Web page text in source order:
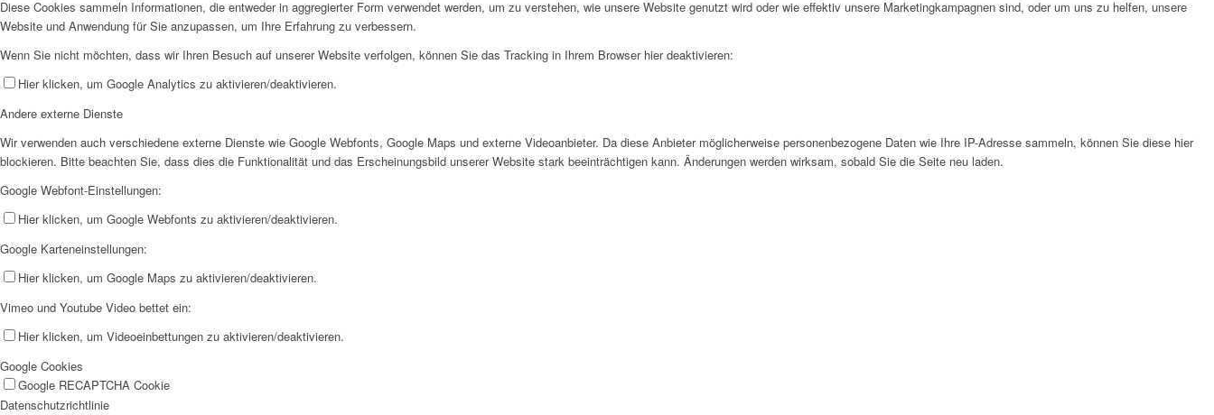
Diese Cookies sammeln Informationen, die entweder in aggregierter Form verwendet werden, um zu verstehen, wie unsere Website genutzt wird oder wie effektiv unsere Marketingkampagnen sind, oder um uns zu helfen, unsere
Website und Anwendung für Sie anzupassen, um Ihre Erfahrung zu verbessern.
Wenn Sie nicht möchten, dass wir Ihren Besuch auf unserer Website verfolgen, können Sie das Tracking in Ihrem Browser hier deaktivieren:
Hier klicken, um Google Analytics zu aktivieren/deaktivieren.
Andere externe Dienste
Wir verwenden auch verschiedene externe Dienste wie Google Webfonts, Google Maps und externe Videoanbieter. Da diese Anbieter möglicherweise personenbezogene Daten wie Ihre IP-Adresse sammeln, können Sie diese hier
blockieren. Bitte beachten Sie, dass dies die Funktionalität und das Erscheinungsbild unserer Website stark beeinträchtigen kann. Änderungen werden wirksam, sobald Sie die Seite neu laden.
Google Webfont-Einstellungen:
Hier klicken, um Google Webfonts zu aktivieren/deaktivieren.
Google Karteneinstellungen:
Hier klicken, um Google Maps zu aktivieren/deaktivieren.
Vimeo und Youtube Video bettet ein:
Hier klicken, um Videoeinbettungen zu aktivieren/deaktivieren.
Google Cookies
Google RECAPTCHA Cookie
Datenschutzrichtlinie